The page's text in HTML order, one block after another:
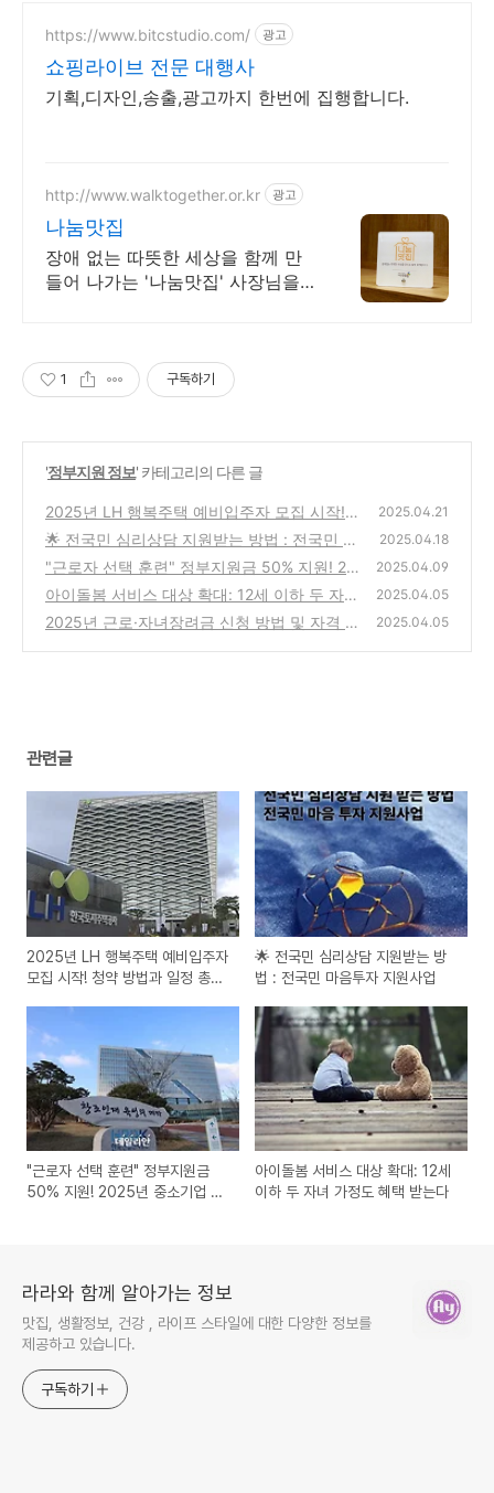
https://www.bitcstudio.com/ 광고
쇼핑라이브 전문 대행사
기획,디자인,송출,광고까지 한번에 집행합니다.
http://www.walktogether.or.kr 광고
나눔맛집
장애 없는 따뜻한 세상을 함께 만
들어 나가는 '나눔맛집' 사장님을
1 구독하기
'정부지원 정보' 카테고리의 다른 글
2025년 LH 행복주택 예비입주자 모집 시작!
청약 방법과 일정 총정리
(2)
2025.04.21
🌟 전국민 심리상담 지원받는 방법 : 전국민 마
음투자 지원사업
(0)
2025.04.18
"근로자 선택 훈련" 정부지원금 50% 지원! 20
25년 중소기업 직무역량 업그레이드 기회
(0)
2025.04.09
아이돌봄 서비스 대상 확대: 12세 이하 두 자녀
가정도 혜택 받는다
(0)
2025.04.05
2025년 근로·자녀장려금 신청 방법 및 자격 기
2025.04.05
관련글
2025년 LH 행복주택 예비입주자
모집 시작! 청약 방법과 일정 총정
🌟 전국민 심리상담 지원받는 방
법 : 전국민 마음투자 지원사업
"근로자 선택 훈련" 정부지원금
50% 지원! 2025년 중소기업 직
아이돌봄 서비스 대상 확대: 12세
이하 두 자녀 가정도 혜택 받는다
라라와 함께 알아가는 정보
맛집, 생활정보, 건강 , 라이프 스타일에 대한 다양한 정보를
제공하고 있습니다.
구독하기